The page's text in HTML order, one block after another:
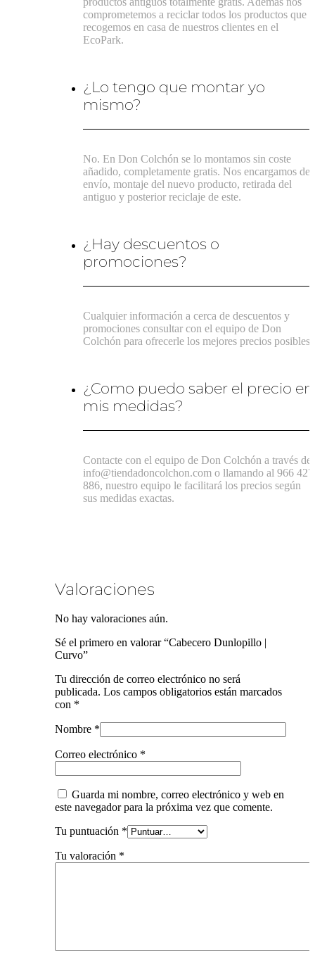
comprometemos a reciclar todos los productos que
recogemos en casa de nuestros clientes en el
EcoPark.
¿Lo tengo que montar yo
mismo?
No. En Don Colchón se lo montamos sin coste
añadido, completamente gratis. Nos encargamos del
envío, montaje del nuevo producto, retirada del
antiguo y posterior reciclaje de este.
¿Hay descuentos o
promociones?
Cualquier información a cerca de descuentos y
promociones consultar con el equipo de Don
Colchón para ofrecerle los mejores precios posibles.
¿Como puedo saber el precio en
mis medidas?
Contacte con el equipo de Don Colchón a través de
info@tiendadoncolchon.com o llamando al 966 427
886, nuestro equipo le facilitará los precios según
sus medidas exactas.
Valoraciones
No hay valoraciones aún.
Sé el primero en valorar “Cabecero Dunlopillo |
Curvo”
Tu dirección de correo electrónico no será
publicada. Los campos obligatorios están marcados
con *
Nombre *
Correo electrónico *
Guarda mi nombre, correo electrónico y web en
este navegador para la próxima vez que comente.
Tu puntuación *
Tu valoración *